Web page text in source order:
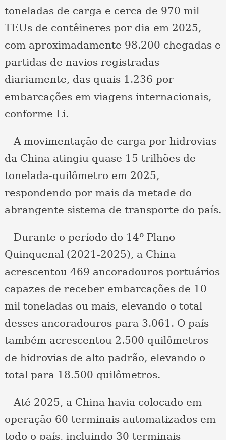
toneladas de carga e cerca de 970 mil
TEUs de contêineres por dia em 2025,
com aproximadamente 98.200 chegadas e
partidas de navios registradas
diariamente, das quais 1.236 por
embarcações em viagens internacionais,
conforme Li.
A movimentação de carga por hidrovias
da China atingiu quase 15 trilhões de
tonelada-quilômetro em 2025,
respondendo por mais da metade do
abrangente sistema de transporte do país.
Durante o período do 14º Plano
Quinquenal (2021-2025), a China
acrescentou 469 ancoradouros portuários
capazes de receber embarcações de 10
mil toneladas ou mais, elevando o total
desses ancoradouros para 3.061. O país
também acrescentou 2.500 quilômetros
de hidrovias de alto padrão, elevando o
total para 18.500 quilômetros.
Até 2025, a China havia colocado em
operação 60 terminais automatizados em
todo o país, incluindo 30 terminais